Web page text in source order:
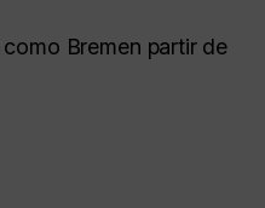
Bremen partir de